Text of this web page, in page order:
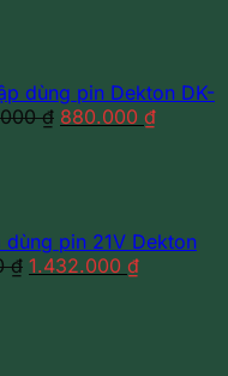
dùng pin Dekton DK-
₫ Giá
880.000 ₫Giá
pin 21V Dekton
₫ Giá
1.432.000 ₫Giá